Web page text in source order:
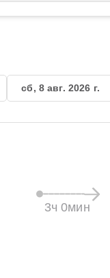
сб, 8 авг. 2026 г.
3ч 0мин